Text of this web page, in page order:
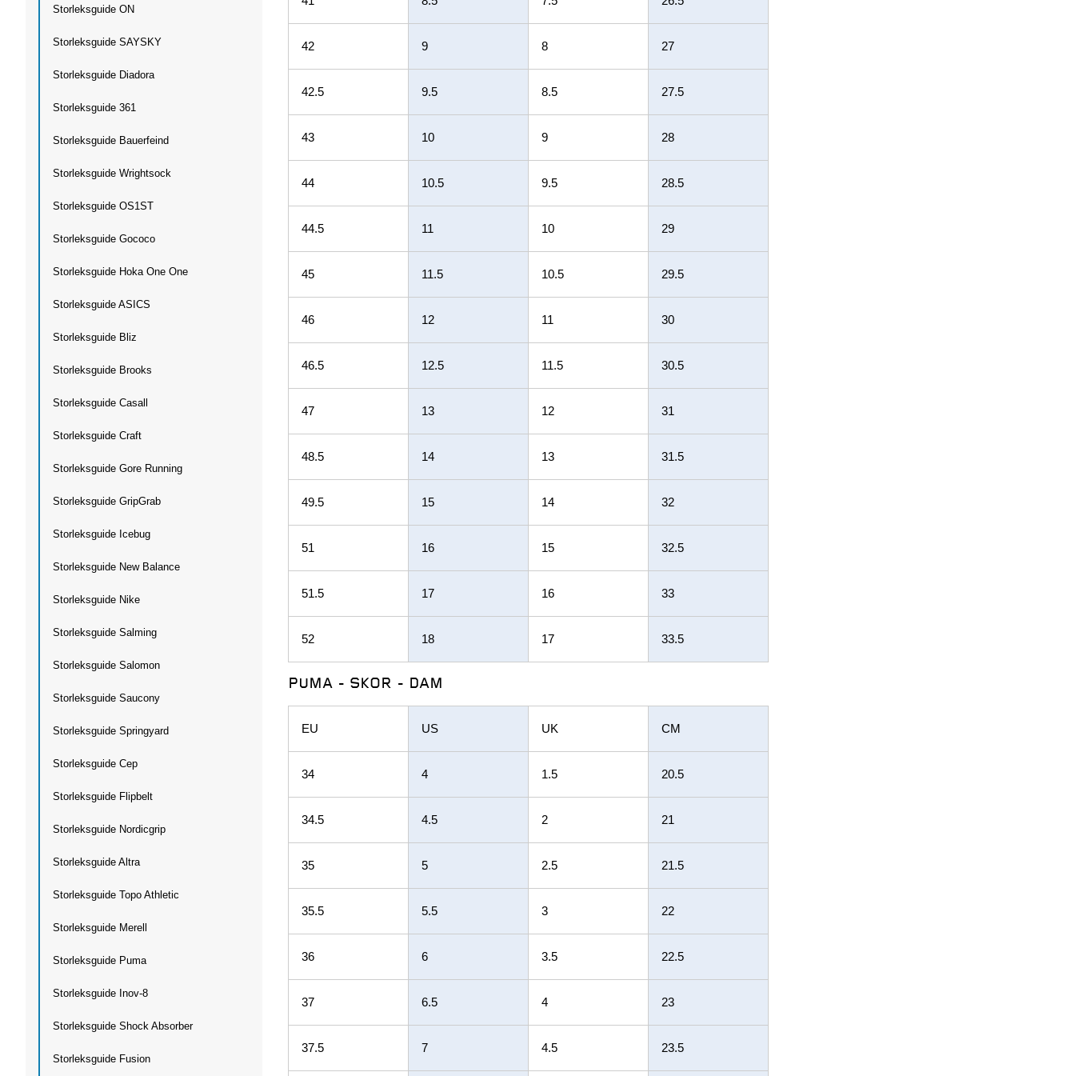
Storleksguide ON
Storleksguide SAYSKY
Storleksguide Diadora
Storleksguide 361
Storleksguide Bauerfeind
Storleksguide Wrightsock
Storleksguide OS1ST
Storleksguide Gococo
Storleksguide Hoka One One
Storleksguide ASICS
Storleksguide Bliz
Storleksguide Brooks
Storleksguide Casall
Storleksguide Craft
Storleksguide Gore Running
Storleksguide GripGrab
Storleksguide Icebug
Storleksguide New Balance
Storleksguide Nike
Storleksguide Salming
Storleksguide Salomon
Storleksguide Saucony
Storleksguide Springyard
Storleksguide Cep
Storleksguide Flipbelt
Storleksguide Nordicgrip
Storleksguide Altra
Storleksguide Topo Athletic
Storleksguide Merell
Storleksguide Puma
Storleksguide Inov-8
Storleksguide Shock Absorber
Storleksguide Fusion
42 9 8 27
42.5 9.5 8.5 27.5
43 10 9 28
44 10.5 9.5 28.5
44.5 11 10 29
45 11.5 10.5 29.5
46 12 11 30
46.5 12.5 11.5 30.5
47 13 12 31
48.5 14 13 31.5
49.5 15 14 32
51 16 15 32.5
51.5 17 16 33
52 18 17 33.5
PUMA - SKOR - DAM
EU US UK CM
34 4 1.5 20.5
34.5 4.5 2 21
35 5 2.5 21.5
35.5 5.5 3 22
36 6 3.5 22.5
37 6.5 4 23
37.5 7 4.5 23.5